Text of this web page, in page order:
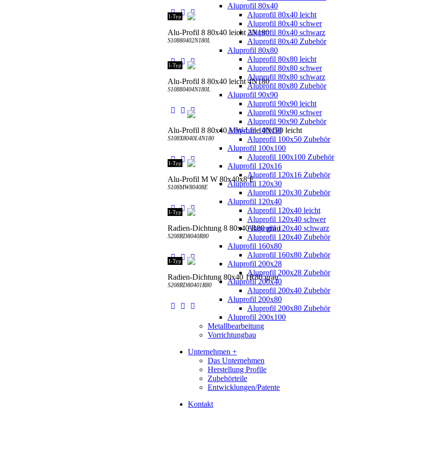
Aluprofil 80x40
Aluprofil 80x40 leicht
Aluprofil 80x40 schwer
Aluprofil 80x40 schwarz
Aluprofil 80x40 Zubehör
Aluprofil 80x80
Aluprofil 80x80 leicht
Aluprofil 80x80 schwer
Aluprofil 80x80 schwarz
Aluprofil 80x80 Zubehör
Aluprofil 90x90
Aluprofil 90x90 leicht
Aluprofil 90x90 schwer
Aluprofil 90x90 Zubehör
Aluprofil 100x50
Aluprofil 100x50 Zubehör
Aluprofil 100x100
Aluprofil 100x100 Zubehör
Aluprofil 120x16
Aluprofil 120x16 Zubehör
Aluprofil 120x30
Aluprofil 120x30 Zubehör
Aluprofil 120x40
Aluprofil 120x40 leicht
Aluprofil 120x40 schwer
Aluprofil 120x40 schwarz
Aluprofil 120x40 Zubehör
Aluprofil 160x80
Aluprofil 160x80 Zubehör
Aluprofil 200x28
Aluprofil 200x28 Zubehör
Aluprofil 200x40
Aluprofil 200x40 Zubehör
Aluprofil 200x80
Aluprofil 200x80 Zubehör
Aluprofil 200x100
Metallbearbeitung
Vorrichtungbau
Unternehmen +
Das Unternehmen
Herstellung Profile
Zubehörteile
Entwicklungen/Patente
Kontakt
Alu-Profil 8 80x40 leicht 2N180
S10880402N180L
I-Typ
Alu-Profil 8 80x40 leicht 4N180
S10880404N180L
I-Typ
Alu-Profil 8 80x40 MW-Line 4N180 leicht
S108X8040L4N180
Alu-Profil M W 80x40x8 E
S108MW80408E
I-Typ
Radien-Dichtung 8 80x40 R80 grau
S208RD8040R80
I-Typ
Radien-Dichtung 80x40 1R80 grau
S208RD80401R80
I-Typ